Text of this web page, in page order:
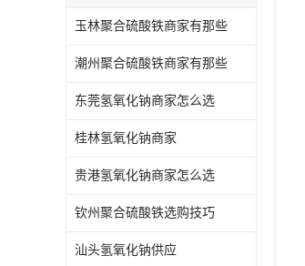
玉林聚合硫酸铁商家有那些
潮州聚合硫酸铁商家有那些
东莞氢氧化钠商家怎么选
桂林氢氧化钠商家
贵港氢氧化钠商家怎么选
钦州聚合硫酸铁选购技巧
汕头氢氧化钠供应